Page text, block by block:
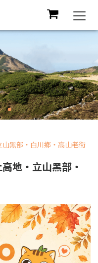
黑部・白川鄉・高山老街
地・立山黑部・